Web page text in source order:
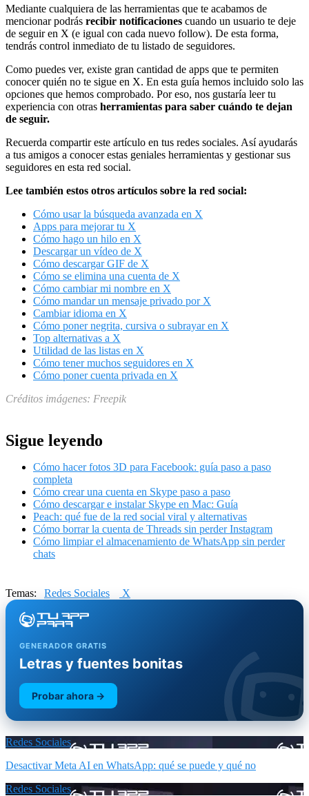
Mediante cualquiera de las herramientas que te acabamos de
mencionar podrás recibir notificaciones cuando un usuario te deje
de seguir en X (e igual con cada nuevo follow). De esta forma,
tendrás control inmediato de tu listado de seguidores.
Como puedes ver, existe gran cantidad de apps que te permiten
conocer quién no te sigue en X. En esta guía hemos incluido solo las
opciones que hemos comprobado. Por eso, nos gustaría leer tu
experiencia con otras herramientas para saber cuándo te dejan
de seguir.
Recuerda compartir este artículo en tus redes sociales. Así ayudarás
a tus amigos a conocer estas geniales herramientas y gestionar sus
seguidores en esta red social.
Lee también estos otros artículos sobre la red social:
Cómo usar la búsqueda avanzada en X
Apps para mejorar tu X
Cómo hago un hilo en X
Descargar un vídeo de X
Cómo descargar GIF de X
Cómo se elimina una cuenta de X
Cómo cambiar mi nombre en X
Cómo mandar un mensaje privado por X
Cambiar idioma en X
Cómo poner negrita, cursiva o subrayar en X
Top alternativas a X
Utilidad de las listas en X
Cómo tener muchos seguidores en X
Cómo poner cuenta privada en X
Créditos imágenes: Freepik
Sigue leyendo
Cómo hacer fotos 3D para Facebook: guía paso a paso
completa
Cómo crear una cuenta en Skype paso a paso
Cómo descargar e instalar Skype en Mac: Guía
Peach: qué fue de la red social viral y alternativas
Cómo borrar la cuenta de Threads sin perder Instagram
Cómo limpiar el almacenamiento de WhatsApp sin perder
chats
Temas: Redes Sociales X
GENERADOR GRATIS
Letras y fuentes bonitas
Probar ahora →
Redes Sociales
Desactivar Meta AI en WhatsApp: qué se puede y qué no
Redes Sociales